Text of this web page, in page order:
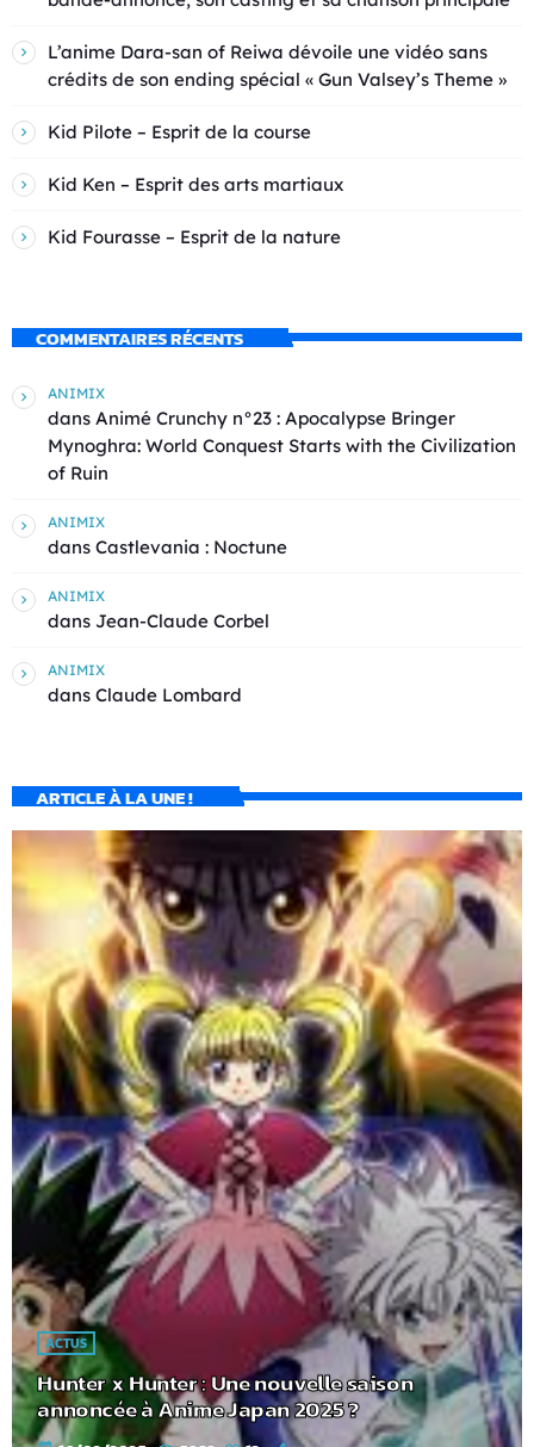
L’anime Dara-san of Reiwa dévoile une vidéo sans
crédits de son ending spécial « Gun Valsey’s Theme »
Kid Pilote – Esprit de la course
Kid Ken – Esprit des arts martiaux
Kid Fourasse – Esprit de la nature
COMMENTAIRES RÉCENTS
ANIMIX
dans Animé Crunchy n°23 : Apocalypse Bringer
Mynoghra: World Conquest Starts with the Civilization
of Ruin
ANIMIX
dans Castlevania : Noctune
ANIMIX
dans Jean-Claude Corbel
ANIMIX
dans Claude Lombard
ARTICLE À LA UNE !
ACTUS
Hunter x Hunter : Une nouvelle saison
annoncée à Anime Japan 2025 ?